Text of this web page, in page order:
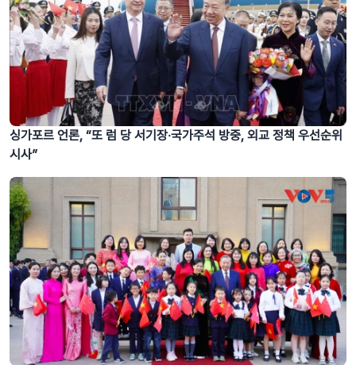
싱가포르 언론, “또 럼 당 서기장‧국가주석 방중, 외교 정책 우선순위
시사”